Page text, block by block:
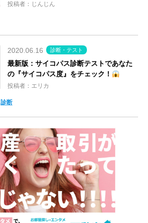
投稿者：じんじん
2020.06.16 診断・テスト
最新版：サイコパス診断テストであなた
の『サイコパス度』をチェック！
投稿者：エリカ
診断